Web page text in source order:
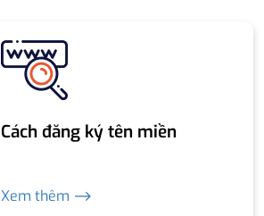
Cách đăng ký tên miền
Xem thêm ⟶